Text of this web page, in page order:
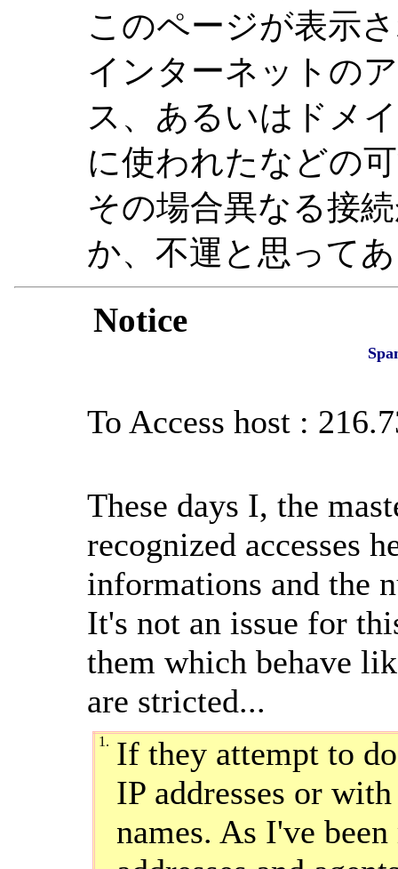
このページが表示
インターネットの
ス、あるいはドメ
に使われたなどの
その場合異なる接
か、不運と思って
Notice
To Access host :
These days I, the
recognized accesses
informations and the
It's not an issue for
them which behave
are stricted...
1. If they attempt to
IP addresses or
names. As I've